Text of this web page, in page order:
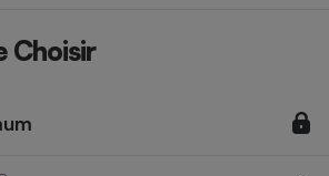
Choisir